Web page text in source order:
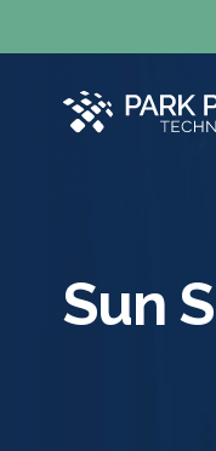
Sun